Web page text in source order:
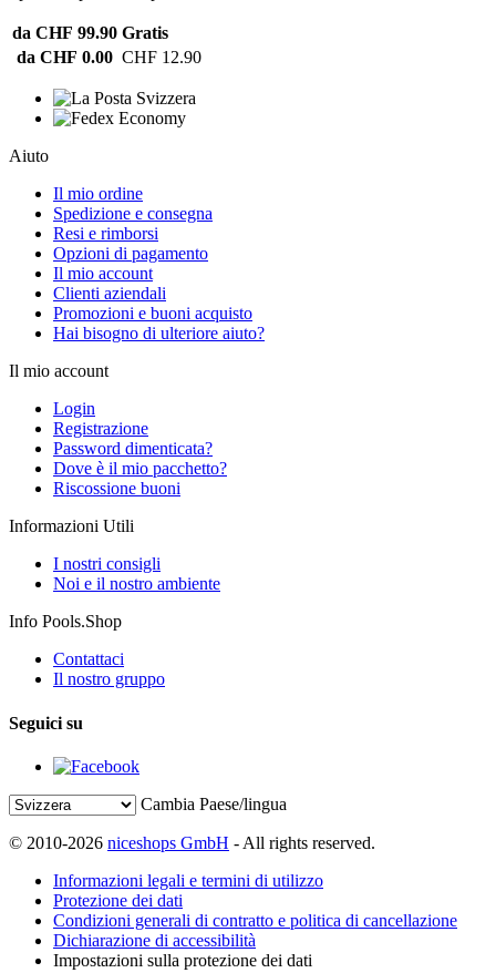
da CHF 99.90 Gratis
da CHF 0.00 CHF 12.90
Aiuto
Il mio ordine
Spedizione e consegna
Resi e rimborsi
Opzioni di pagamento
Il mio account
Clienti aziendali
Promozioni e buoni acquisto
Hai bisogno di ulteriore aiuto?
Il mio account
Login
Registrazione
Password dimenticata?
Dove è il mio pacchetto?
Riscossione buoni
Informazioni Utili
I nostri consigli
Noi e il nostro ambiente
Info Pools.Shop
Contattaci
Il nostro gruppo
Seguici su
Cambia Paese/lingua
© 2010-2026 niceshops GmbH - All rights reserved.
Informazioni legali e termini di utilizzo
Protezione dei dati
Condizioni generali di contratto e politica di cancellazione
Dichiarazione di accessibilità
Impostazioni sulla protezione dei dati